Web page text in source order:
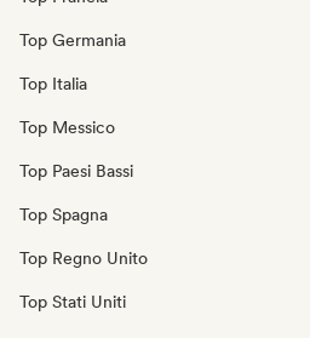
Top Germania
Top Italia
Top Messico
Top Paesi Bassi
Top Spagna
Top Regno Unito
Top Stati Uniti